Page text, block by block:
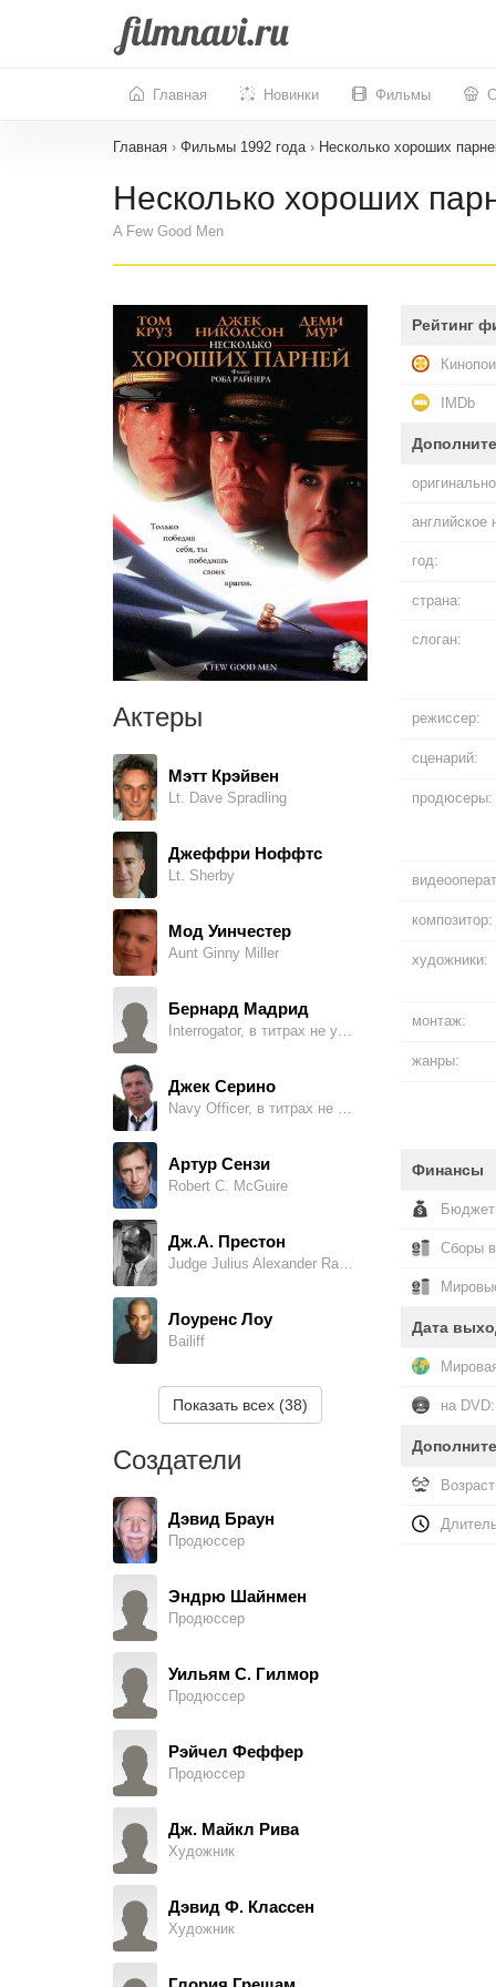
Главная Новинки Фильмы
Главная › Фильмы 1992 года › Несколько хороших
Несколько хороших
A Few Good Men
Актеры
Мэтт Крэйвен
Lt. Dave Spradling
Джеффри Ноффтс
Lt. Sherby
Мод Уинчестер
Aunt Ginny Miller
Бернард Мадрид
Interrogator, в титрах не указан
Джек Серино
Navy Officer, в титрах не указан
Артур Сензи
Robert C. McGuire
Дж.А. Престон
Judge Julius Alexander Randolph
Лоуренс Лоу
Bailiff
Джон М. Мэтьюз
Guard #1
Гарри Цезар
Кэмерон Тор
Джин Уиттингтон
Ричард Ластинг
Дж.Т. Уолш
Джон М. Джексон
Мэттью Сакс
Показать всех (38)
Создатели
Дэвид Браун
Продюссер
Эндрю Шайнмен
Продюссер
Уильям С. Гилмор
Продюссер
Рэйчел Феффер
Продюссер
Дж. Майкл Рива
Художник
Дэвид Ф. Классен
Художник
Рейтинг
IMDb
английское
год:
страна:
слоган:
режиссер:
сценарий:
продюсеры:
композитор:
художники:
монтаж:
жанры:
Финансы
Сборы
Дата
на DVD: